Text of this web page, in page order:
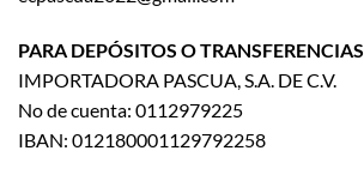
PARA DEPÓSITOS O TRANSFERENCIAS
IMPORTADORA PASCUA, S.A. DE C.V.
No de cuenta: 0112979225
IBAN: 012180001129792258